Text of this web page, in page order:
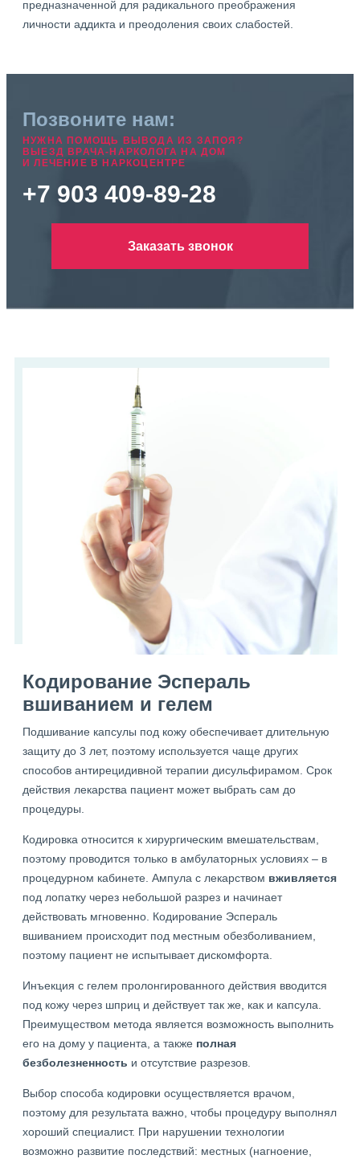
предназначенной для радикального преображения
личности аддикта и преодоления своих слабостей.
Позвоните нам:
НУЖНА ПОМОЩЬ ВЫВОДА ИЗ ЗАПОЯ?
ВЫЕЗД ВРАЧА-НАРКОЛОГА НА ДОМ
И ЛЕЧЕНИЕ В НАРКОЦЕНТРЕ
+7 903 409-89-28
Заказать звонок
Кодирование Эспераль
вшиванием и гелем
Подшивание капсулы под кожу обеспечивает длительную
защиту до 3 лет, поэтому используется чаще других
способов антирецидивной терапии дисульфирамом. Срок
действия лекарства пациент может выбрать сам до
процедуры.
Кодировка относится к хирургическим вмешательствам,
поэтому проводится только в амбулаторных условиях – в
процедурном кабинете. Ампула с лекарством вживляется
под лопатку через небольшой разрез и начинает
действовать мгновенно. Кодирование Эспераль
вшиванием происходит под местным обезболиванием,
поэтому пациент не испытывает дискомфорта.
Инъекция с гелем пролонгированного действия вводится
под кожу через шприц и действует так же, как и капсула.
Преимуществом метода является возможность выполнить
его на дому у пациента, а также полная
безболезненность и отсутствие разрезов.
Выбор способа кодировки осуществляется врачом,
поэтому для результата важно, чтобы процедуру выполнял
хороший специалист. При нарушении технологии
возможно развитие последствий: местных (нагноение,